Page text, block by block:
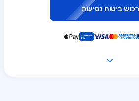
רכוש ביטוח נסיעות